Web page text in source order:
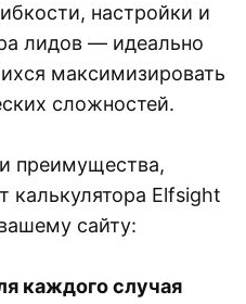
настройки и
лидов — идеально
максимизировать
сложностей.
преимущества,
калькулятора Elfsight
сайту:
каждого случая